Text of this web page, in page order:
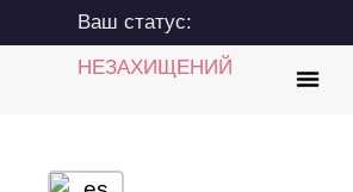
Ваш статус:
НЕЗАХИЩЕНИЙ